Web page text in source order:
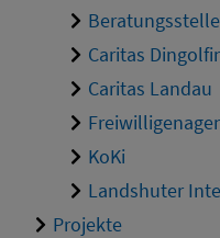
Caritas
Caritas Landau
KoKi
Landshuter
Projekte